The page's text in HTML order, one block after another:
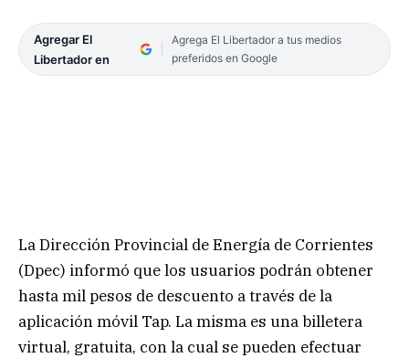
Agregar El
Libertador en
Agrega El Libertador a tus medios
preferidos en Google
La Dirección Provincial de Energía de Corrientes
(Dpec) informó que los usuarios podrán obtener
hasta mil pesos de descuento a través de la
aplicación móvil Tap. La misma es una billetera
virtual, gratuita, con la cual se pueden efectuar